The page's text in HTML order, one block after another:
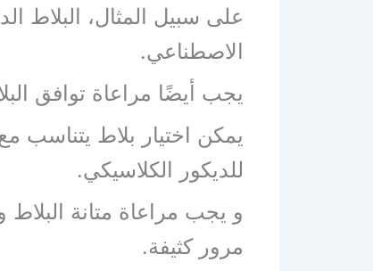
على سبيل المثال، البلاط
الاصطناعي.
يجب أيضًا مراعاة توافق
يمكن اختيار بلاط يتناسب
للديكور الكلاسيكي.
و يجب مراعاة متانة
مرور كثيفة.